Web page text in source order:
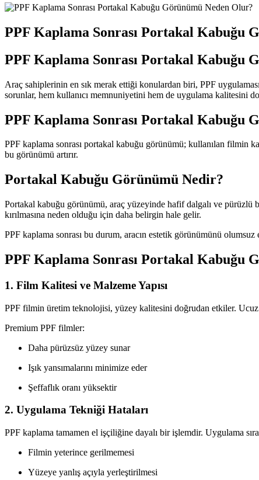
PPF Kaplama Sonrası Portakal Kabuğu
PPF Kaplama Sonrası Portakal Kabuğu
Araç sahiplerinin en sık merak ettiği konulardan biri, PPF
sorunlar, hem kullanıcı memnuniyetini hem de uygulama kalitesini
PPF Kaplama Sonrası Portakal Kabuğu
PPF kaplama sonrası portakal kabuğu görünümü; kullanılan filmin
bu görünümü artırır.
Portakal Kabuğu Görünümü Nedir?
Portakal kabuğu görünümü, araç yüzeyinde hafif dalgalı ve pürüzlü
kırılmasına neden olduğu için daha belirgin hale gelir.
PPF kaplama sonrası bu durum, aracın estetik görünümünü
PPF Kaplama Sonrası Portakal Kabuğu
1. Film Kalitesi ve Malzeme Yapısı
PPF filmin üretim teknolojisi, yüzey kalitesini doğrudan etkiler.
Premium PPF filmler:
Daha pürüzsüz yüzey sunar
Işık yansımalarını minimize eder
Şeffaflık oranı yüksektir
2. Uygulama Tekniği Hataları
PPF kaplama tamamen el işçiliğine dayalı bir işlemdir. Uygulama
Filmin yeterince gerilmemesi
Yüzeye yanlış açıyla yerleştirilmesi